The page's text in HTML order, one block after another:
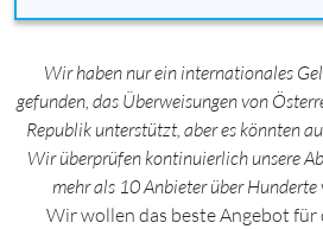
Wir haben nur ein internationales
gefunden, das Überweisungen von
Republik unterstützt, aber es könnten
Wir überprüfen kontinuierlich unsere
mehr als 10 Anbieter über Hunderte
Wir wollen das beste Angebot für